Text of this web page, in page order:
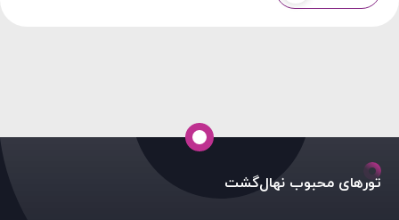
تورهای محبوب نهال‌گشت